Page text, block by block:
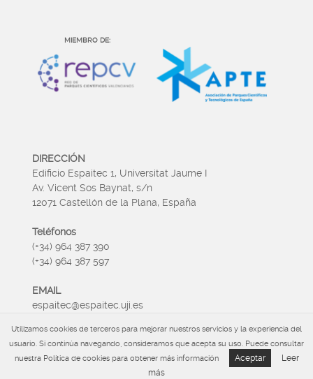
MIEMBRO DE:
DIRECCIÓN
Edificio Espaitec 1, Universitat Jaume I
Av. Vicent Sos Baynat, s/n
12071 Castellón de la Plana, España
Teléfonos
(+34) 964 387 390
(+34) 964 387 597
EMAIL
espaitec@espaitec.uji.es
HORARIO
Lunes a Viernes 09:00 – 15.00
Utilizamos cookies de terceros para mejorar nuestros servicios y la experiencia del
usuario. Si continúa navegando, consideramos que acepta su uso. Puede consultar
nuestra Política de cookies para obtener más información
Aceptar
Leer
más